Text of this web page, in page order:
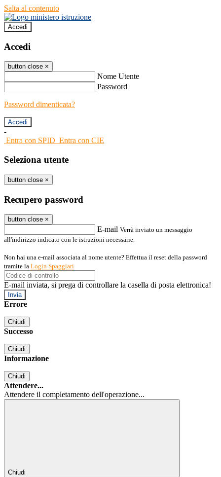
Salta al contenuto
Accedi
Accedi
button close ×
Nome Utente
Password
Password dimenticata?
-
Entra con SPID Entra con CIE
Seleziona utente
button close ×
Recupero password
button close ×
E-mail Verrà inviato un messaggio
all'indirizzo indicato con le istruzioni necessarie.
Non hai una e-mail associata al nome utente? Effettua il reset della password
tramite la Login Spaggiari
E-mail inviata, si prega di controllare la casella di posta elettronica!
Errore
Chiudi
Successo
Chiudi
Informazione
Chiudi
Attendere...
Attendere il completamento dell'operazione...
Chiudi